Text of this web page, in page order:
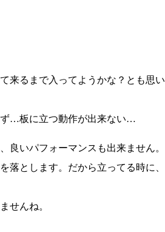
来るまで入ってようかな？とも思い
ず…板に立つ動作が出来ない…
いパフォーマンスも出来ません。
落とします。だから立ってる時に、
せんね。